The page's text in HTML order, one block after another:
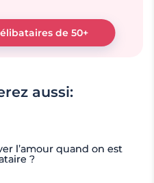
de 50+
aussi:
l’amour quand on est
?